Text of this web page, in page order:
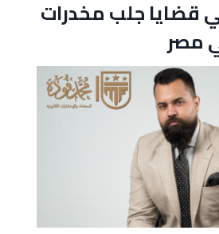
قضايا جلب مخدرات
مصر